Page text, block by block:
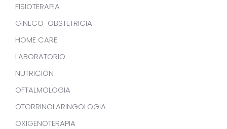
FISIOTERAPIA
GINECO-OBSTETRICIA
HOME CARE
LABORATORIO
NUTRICIÓN
OFTALMOLOGIA
OTORRINOLARINGOLOGIA
OXIGENOTERAPIA